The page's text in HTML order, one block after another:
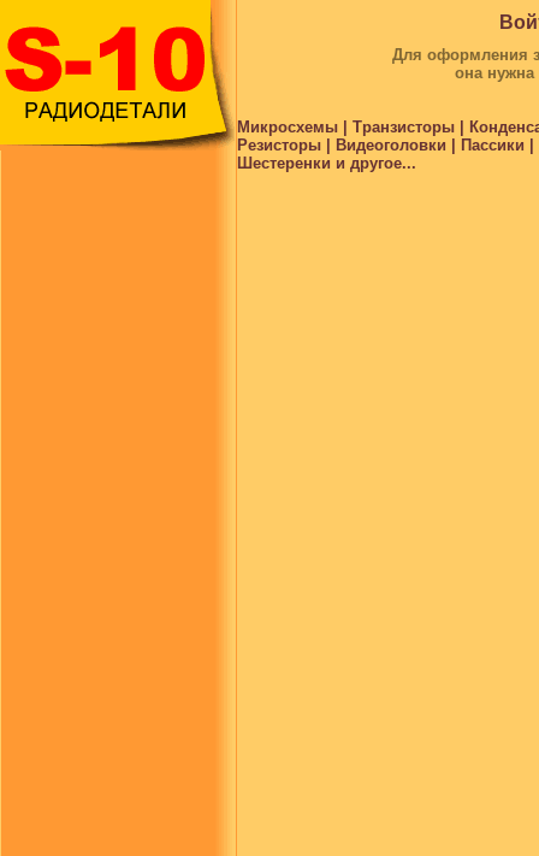
Для оформления
она
Микросхемы | Транзисторы |
Резисторы | Видеоголовки |
Шестеренки и другое...